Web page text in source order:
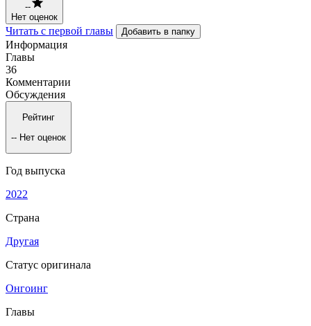
--
Нет оценок
Читать с первой главы Добавить в папку
Информация
Главы
36
Комментарии
Обсуждения
Рейтинг
-- Нет оценок
Год выпуска
2022
Страна
Другая
Статус оригинала
Онгоинг
Главы